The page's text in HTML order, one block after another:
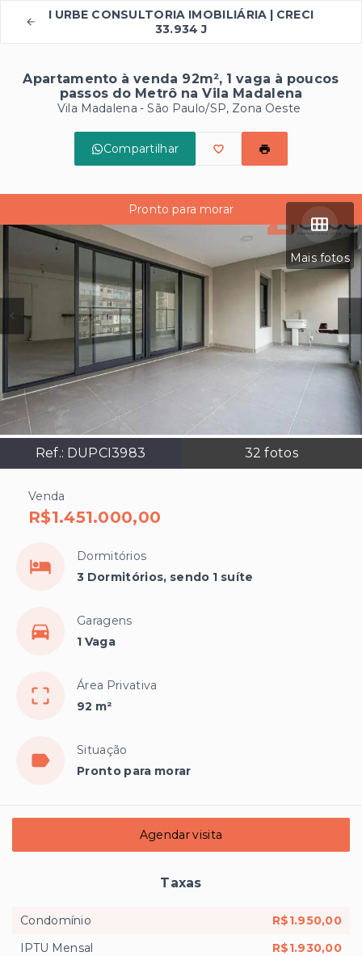
I URBE CONSULTORIA IMOBILIÁRIA | CRECI
33.934 J
Apartamento à venda 92m², 1 vaga à poucos
passos do Metrô na Vila Madalena
Vila Madalena - São Paulo/SP, Zona Oeste
Compartilhar
Mais fotos
Ref.: DUPCI3983 32 fotos
Pronto para morar
Venda
R$1.451.000,00
Dormitórios
3 Dormitórios, sendo 1 suíte
Garagens
1 Vaga
Área Privativa
92 m²
Situação
Pronto para morar
Agendar visita
Taxas
Condomínio
R$1.950,00
IPTU Mensal
R$1.930,00